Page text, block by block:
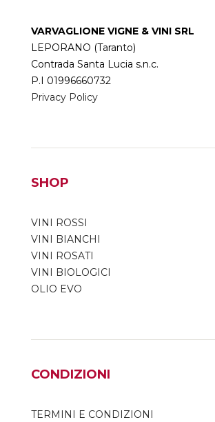
VARVAGLIONE VIGNE & VINI SRL
LEPORANO (Taranto)
Contrada Santa Lucia s.n.c.
P.I 01996660732
Privacy Policy
SHOP
VINI ROSSI
VINI BIANCHI
VINI ROSATI
VINI BIOLOGICI
OLIO EVO
CONDIZIONI
TERMINI E CONDIZIONI